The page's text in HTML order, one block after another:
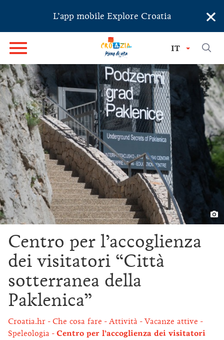
L’app mobile Explore Croatia ×
IT
Centro per l’accoglienza
dei visitatori “Città
sotterranea della
Paklenica”
Croatia.hr Che cosa fare Attività
Vacanze attive
Speleologia
Centro per l’accoglienza dei visitatori